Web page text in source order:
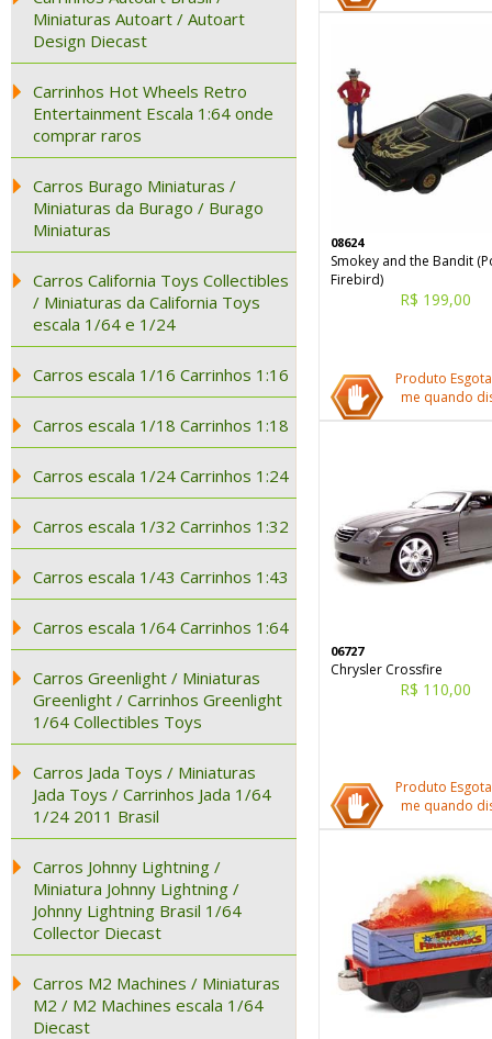
Miniaturas Autoart / Autoart
Design Diecast
Carrinhos Hot Wheels Retro
Entertainment Escala 1:64 onde
comprar raros
Carros Burago Miniaturas /
Miniaturas da Burago / Burago
Miniaturas
Carros California Toys Collectibles
/ Miniaturas da California Toys
escala 1/64 e 1/24
Carros escala 1/16 Carrinhos 1:16
Carros escala 1/18 Carrinhos 1:18
Carros escala 1/24 Carrinhos 1:24
Carros escala 1/32 Carrinhos 1:32
Carros escala 1/43 Carrinhos 1:43
Carros escala 1/64 Carrinhos 1:64
Carros Greenlight / Miniaturas
Greenlight / Carrinhos Greenlight
1/64 Collectibles Toys
Carros Jada Toys / Miniaturas
Jada Toys / Carrinhos Jada 1/64
1/24 2011 Brasil
Carros Johnny Lightning /
Miniatura Johnny Lightning /
Johnny Lightning Brasil 1/64
Collector Diecast
Carros M2 Machines / Miniaturas
M2 / M2 Machines escala 1/64
Diecast
08624
Smokey and the Bandit
Firebird)
R$ 199,00
Produto
me quando
06727
Chrysler Crossfire
R$ 110,00
Produto
me quando